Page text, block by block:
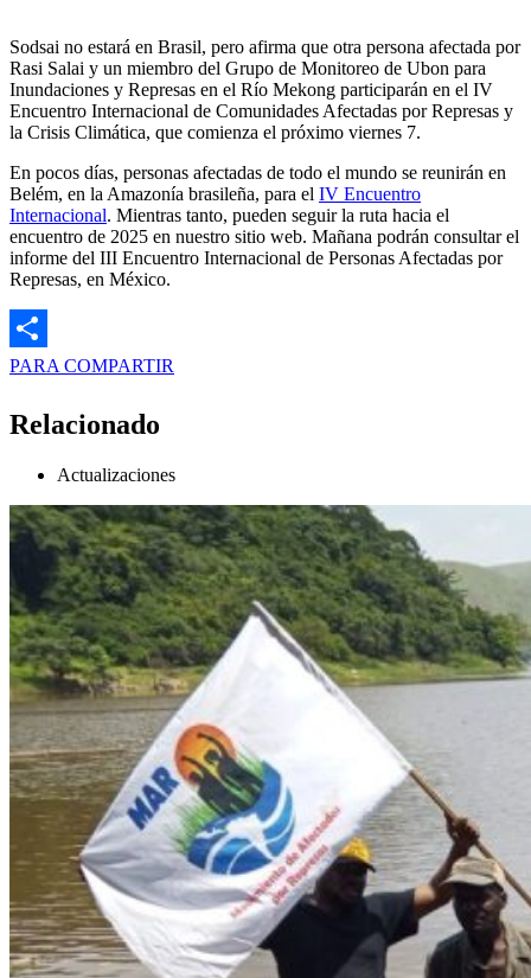
Sodsai no estará en Brasil, pero afirma que otra persona afectada por
Rasi Salai y un miembro del Grupo de Monitoreo de Ubon para
Inundaciones y Represas en el Río Mekong participarán en el IV
Encuentro Internacional de Comunidades Afectadas por Represas y
la Crisis Climática, que comienza el próximo viernes 7.
En pocos días, personas afectadas de todo el mundo se reunirán en
Belém, en la Amazonía brasileña, para el IV Encuentro
Internacional. Mientras tanto, pueden seguir la ruta hacia el
encuentro de 2025 en nuestro sitio web. Mañana podrán consultar el
informe del III Encuentro Internacional de Personas Afectadas por
Represas, en México.
PARA COMPARTIR
Relacionado
Actualizaciones